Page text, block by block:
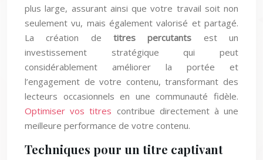
plus large, assurant ainsi que votre travail soit non
seulement vu, mais également valorisé et partagé.
La création de titres percutants est un
investissement stratégique qui peut
considérablement améliorer la portée et
l’engagement de votre contenu, transformant des
lecteurs occasionnels en une communauté fidèle.
Optimiser vos titres contribue directement à une
meilleure performance de votre contenu.
Techniques pour un titre captivant